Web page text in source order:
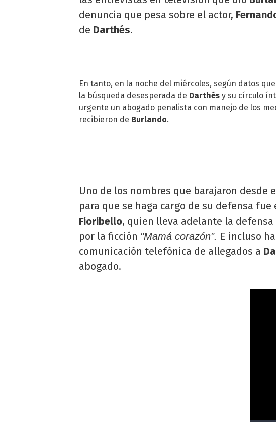
denuncia que pesa sobre el actor,
de Darthés.
En tanto, en la noche del miércoles, según datos
la búsqueda desesperada de Darthés y su círculo
urgente un abogado penalista con manejo de los
recibieron de Burlando.
Uno de los nombres que barajaron desde
para que se haga cargo de su defensa
Fioribello, quien lleva adelante la
por la ficción "Mamá corazón". E incluso
comunicación telefónica de allegados a
abogado.